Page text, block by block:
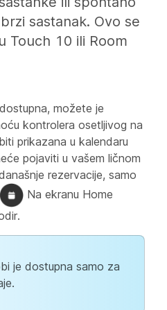
sastanak. Ovo se
Touch 10 ili Room
možete je
kontrolera osetljivog na
prikazana u kalendaru
pojaviti u vašem ličnom
rezervacije, samo
Na ekranu Home
je dostupna samo za